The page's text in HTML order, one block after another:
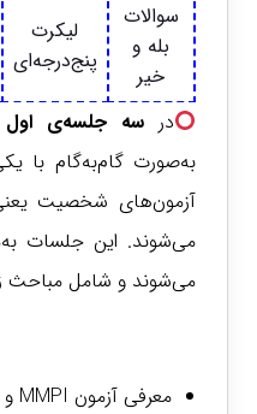
سوالات
بله و
خیر
لیکرت
پنج‌درجه‌ای
درسه جلسه‌ی اول
به‌صورت گام‌به‌گام با
آزمون‌های شخصیت
می‌شوند. این جلسات
می‌شوند و شامل مباحث
معرفی آزمون MMPI و کاربردهای آن در روان‌شناسی